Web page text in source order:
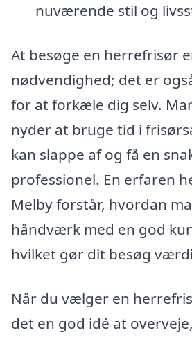
nuværende stil og
At besøge en herrefrisør
nødvendighed; det er
for at forkæle dig selv.
nyder at bruge tid i
kan slappe af og få en
professionel. En erfaren
Melby forstår, hvordan
håndværk med en god
hvilket gør dit besøg
Når du vælger en
det en god idé at